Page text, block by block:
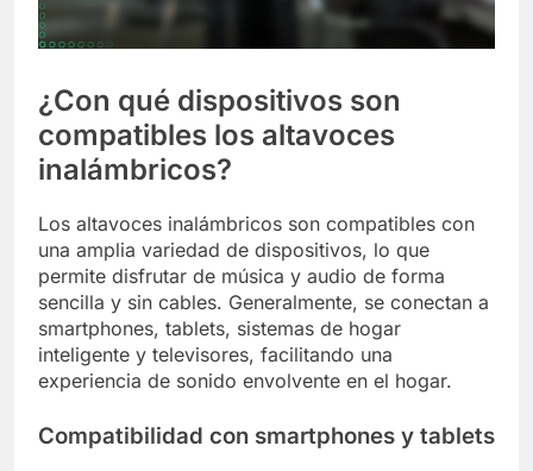
¿Con qué dispositivos son
compatibles los altavoces
inalámbricos?
Los altavoces inalámbricos son compatibles con
una amplia variedad de dispositivos, lo que
permite disfrutar de música y audio de forma
sencilla y sin cables. Generalmente, se conectan a
smartphones, tablets, sistemas de hogar
inteligente y televisores, facilitando una
experiencia de sonido envolvente en el hogar.
Compatibilidad con smartphones y tablets